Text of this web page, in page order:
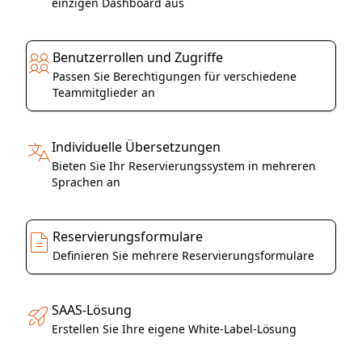
Benutzerrollen und Zugriffe
Passen Sie Berechtigungen für verschiedene
Teammitglieder an
Individuelle Übersetzungen
Bieten Sie Ihr Reservierungssystem in mehreren
Sprachen an
Reservierungsformulare
Definieren Sie mehrere Reservierungsformulare
SAAS-Lösung
Erstellen Sie Ihre eigene White-Label-Lösung